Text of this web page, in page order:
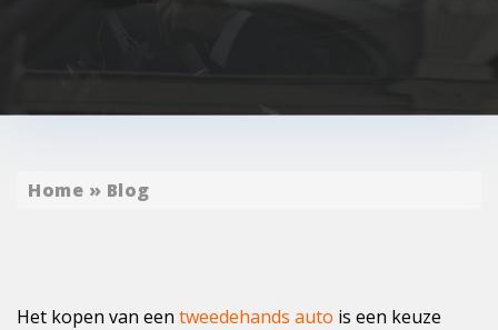
Home » Blog
Het kopen van een tweedehands auto is een keuze